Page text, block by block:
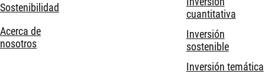
Sostenibilidad
Acerca de
nosotros
cuantitativa
Inversión
sostenible
Inversión temática